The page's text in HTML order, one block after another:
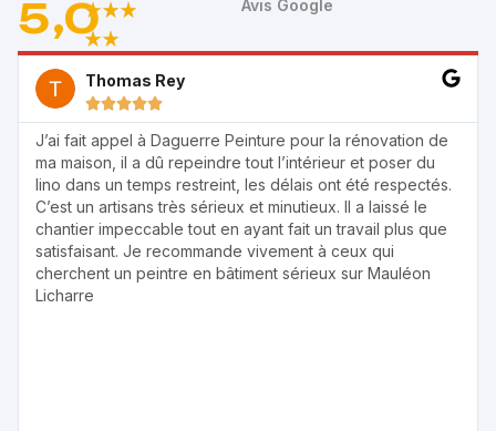
5,0 Avis Google
Magali Bourrouilh

Kevin est venu repeindre notre maison à l'intérieur. Travail
très bien réalisé, nous sommes ravis. Monsieur très
appliqué, consciencieux, et perfectionniste. Nous le
recommanderons sans hésitation